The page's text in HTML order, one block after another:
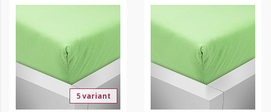
5 variant